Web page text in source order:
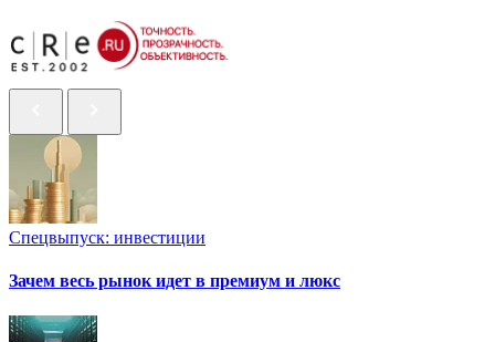
Спецвыпуск: инвестиции
Зачем весь рынок идет в премиум и люкс